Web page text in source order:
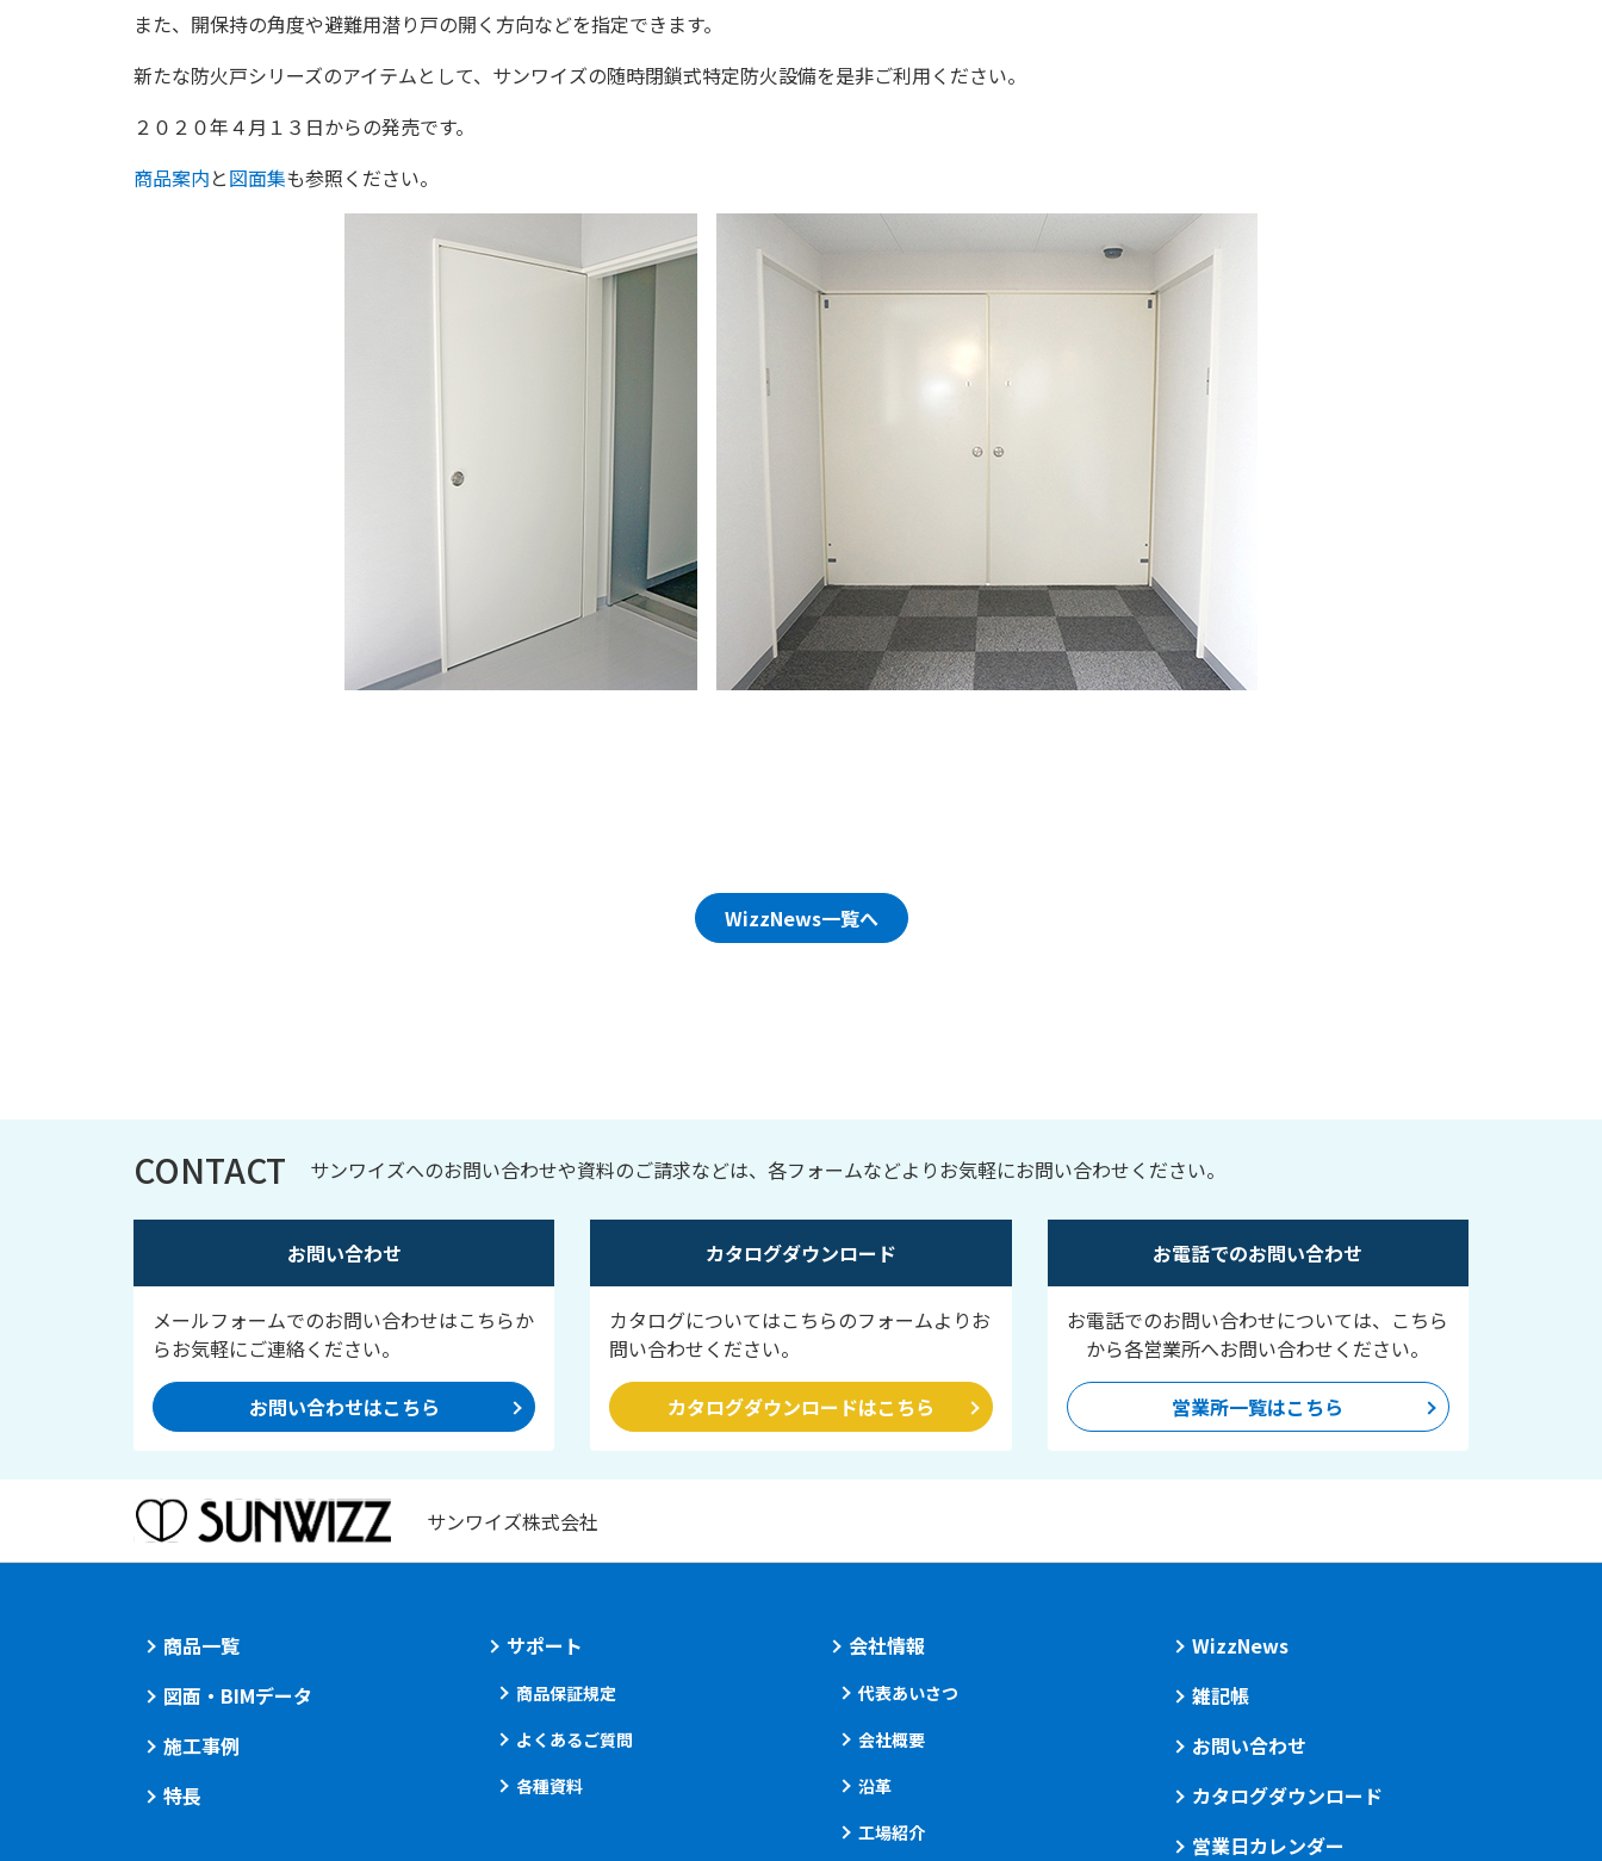
また、開保持の角度や避難用潜り戸の開く方向などを指定できます。
新たな防火戸シリーズのアイテムとして、サンワイズの随時閉鎖式特定防火設備を是非ご利用ください。
２０２０年４月１３日からの発売です。
商品案内と図面集も参照ください。
WizzNews一覧へ
CONTACT サンワイズへのお問い合わせや資料のご請求などは、各フォームなどよりお気軽にお問い合わせください。
お問い合わせ
メールフォームでのお問い合わせはこちらか
らお気軽にご連絡ください。
お問い合わせはこちら
カタログダウンロード
カタログについてはこちらのフォームよりお
問い合わせください。
カタログダウンロードはこちら
お電話でのお問い合わせ
お電話でのお問い合わせについては、こちら
から各営業所へお問い合わせください。
営業所一覧はこちら
サンワイズ株式会社
商品一覧
図面・BIMデータ
施工事例
特長
サポート
商品保証規定
よくあるご質問
各種資料
会社情報
代表あいさつ
会社概要
沿革
工場紹介
WizzNews
雑記帳
お問い合わせ
カタログダウンロード
営業日カレンダー